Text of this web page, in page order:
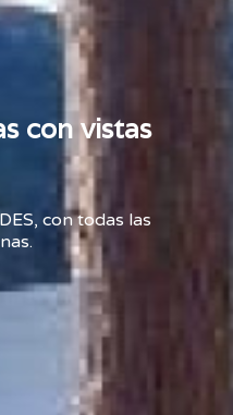
con vistas
con todas las